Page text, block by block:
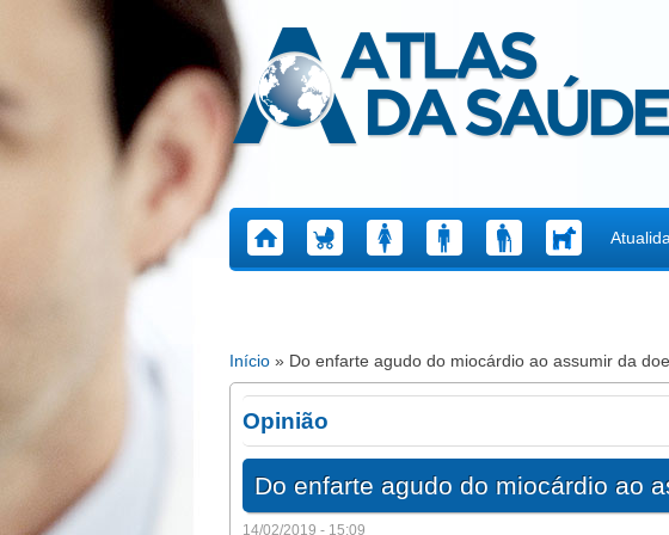
Atlas da Saúde
Está aqui
Início » Do enfarte agudo do miocárdio ao assumir da
Opinião
Do enfarte agudo do miocárdio ao
14/02/2019 - 15:09